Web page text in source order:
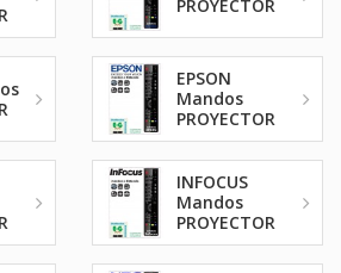
PROYECTOR
EPSON
Mandos
PROYECTOR
INFOCUS
Mandos
PROYECTOR